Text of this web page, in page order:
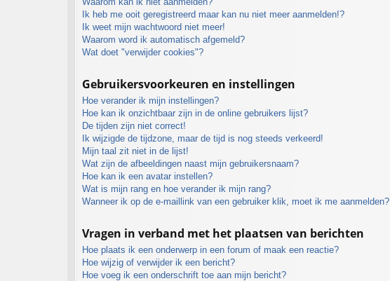
Ik heb me ooit geregistreerd maar kan nu niet meer aanmelden!?
Ik weet mijn wachtwoord niet meer!
Waarom word ik automatisch afgemeld?
Wat doet "verwijder cookies"?
Gebruikersvoorkeuren en instellingen
Hoe verander ik mijn instellingen?
Hoe kan ik onzichtbaar zijn in de online gebruikers lijst?
De tijden zijn niet correct!
Ik wijzigde de tijdzone, maar de tijd is nog steeds verkeerd!
Mijn taal zit niet in de lijst!
Wat zijn de afbeeldingen naast mijn gebruikersnaam?
Hoe kan ik een avatar instellen?
Wat is mijn rang en hoe verander ik mijn rang?
Wanneer ik op de e-maillink van een gebruiker klik, moet ik me aanmelden?
Vragen in verband met het plaatsen van berichten
Hoe plaats ik een onderwerp in een forum of maak een reactie?
Hoe wijzig of verwijder ik een bericht?
Hoe voeg ik een onderschrift toe aan mijn bericht?